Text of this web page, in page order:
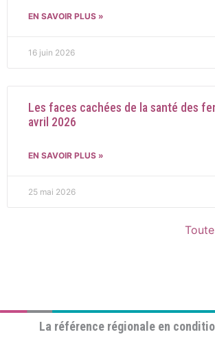
EN SAVOIR PLUS »
16 juin 2026
Les faces cachées de la santé des
avril 2026
EN SAVOIR PLUS »
25 mai 2026
La référence régionale en